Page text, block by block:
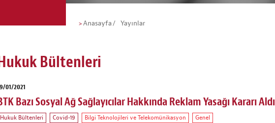
Anasayfa Yayınlar
Bültenleri
01/2021
Bazı Sosyal Ağ Sağlayıcılar Hakkında Reklam Yasağı Kararı Aldı
Hukuk Bültenleri Covid-19 Bilgi Teknolojileri ve Telekomünikasyon Genel